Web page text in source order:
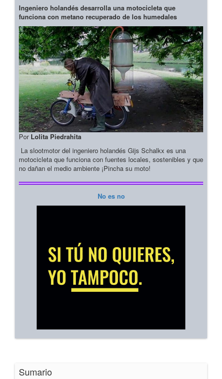
Ingeniero holandés desarrolla una motocicleta que
funciona con metano recuperado de los humedales
Por Lolita Piedrahita
La slootmotor del ingeniero holandés Gijs Schalkx es una
motocicleta que funciona con fuentes locales, sostenibles y que
no dañan el medio ambiente ¡Pincha su moto!
No es no
Sumario